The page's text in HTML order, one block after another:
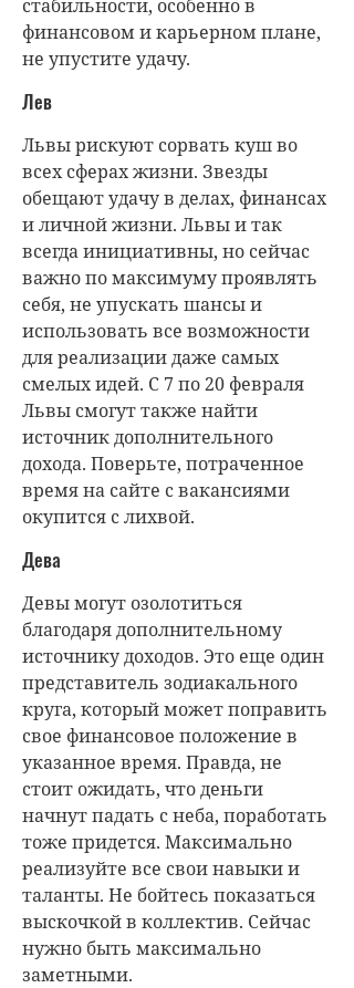
стабильности, особенно в
финансовом и карьерном плане,
не упустите удачу.
Лев
Львы рискуют сорвать куш во
всех сферах жизни. Звезды
обещают удачу в делах, финансах
и личной жизни. Львы и так
всегда инициативны, но сейчас
важно по максимуму проявлять
себя, не упускать шансы и
использовать все возможности
для реализации даже самых
смелых идей. С 7 по 20 февраля
Львы смогут также найти
источник дополнительного
дохода. Поверьте, потраченное
время на сайте с вакансиями
окупится с лихвой.
Дева
Девы могут озолотиться
благодаря дополнительному
источнику доходов. Это еще один
представитель зодиакального
круга, который может поправить
свое финансовое положение в
указанное время. Правда, не
стоит ожидать, что деньги
начнут падать с неба, поработать
тоже придется. Максимально
реализуйте все свои навыки и
таланты. Не бойтесь показаться
выскочкой в коллектив. Сейчас
нужно быть максимально
заметными.